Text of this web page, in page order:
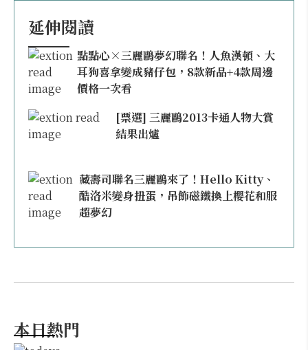
延伸閱讀
點點心×三麗鷗夢幻聯名！人魚漢頓、大
耳狗喜拿變成豬仔包，8款新品+4款周邊
價格一次看
[票選] 三麗鷗2013卡通人物大賞
結果出爐
藏壽司聯名三麗鷗來了！Hello Kitty、
酷洛米變身扭蛋，吊飾磁鐵換上櫻花和服
超夢幻
本日熱門